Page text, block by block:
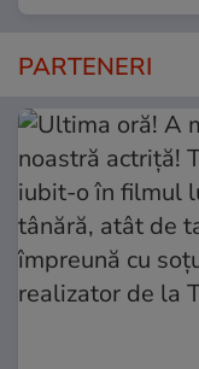
PARTENERI